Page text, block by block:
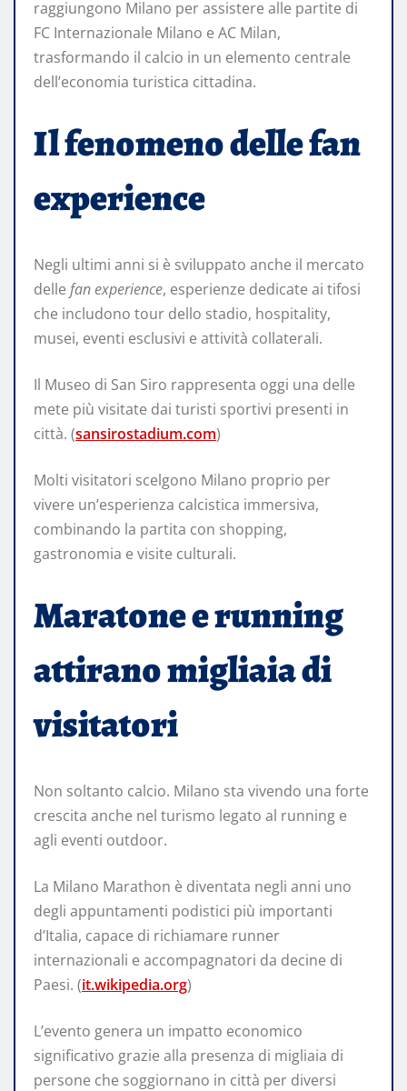
raggiungono Milano per assistere alle partite di
FC Internazionale Milano e AC Milan,
trasformando il calcio in un elemento centrale
dell’economia turistica cittadina.
Il fenomeno delle fan
experience
Negli ultimi anni si è sviluppato anche il mercato
delle fan experience, esperienze dedicate ai tifosi
che includono tour dello stadio, hospitality,
musei, eventi esclusivi e attività collaterali.
Il Museo di San Siro rappresenta oggi una delle
mete più visitate dai turisti sportivi presenti in
città. (sansirostadium.com)
Molti visitatori scelgono Milano proprio per
vivere un’esperienza calcistica immersiva,
combinando la partita con shopping,
gastronomia e visite culturali.
Maratone e running
attirano migliaia di
visitatori
Non soltanto calcio. Milano sta vivendo una forte
crescita anche nel turismo legato al running e
agli eventi outdoor.
La Milano Marathon è diventata negli anni uno
degli appuntamenti podistici più importanti
d’Italia, capace di richiamare runner
internazionali e accompagnatori da decine di
Paesi. (it.wikipedia.org)
L’evento genera un impatto economico
significativo grazie alla presenza di migliaia di
persone che soggiornano in città per diversi